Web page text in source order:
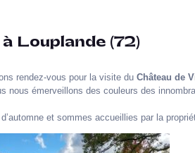
Louplande (72)
rendez-vous pour la visite du Château de
nous émerveillons des couleurs des
et sommes accueillies par la